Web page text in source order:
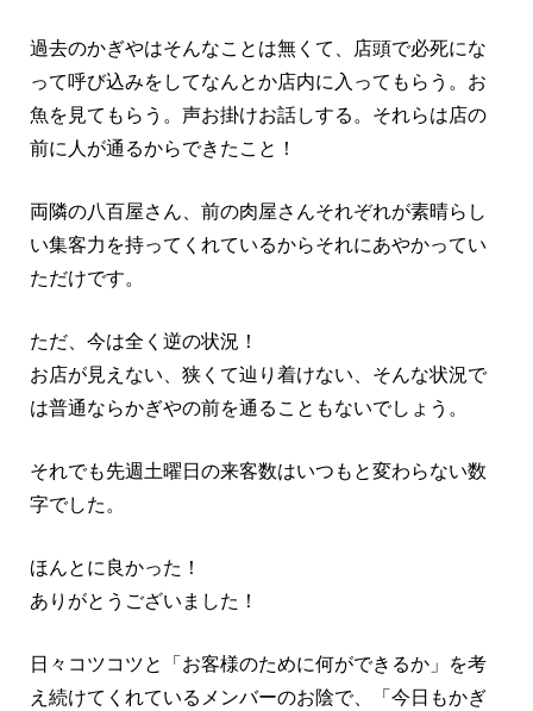
過去のかぎやはそんなことは無くて、店頭で必死にな
って呼び込みをしてなんとか店内に入ってもらう。お
魚を見てもらう。声お掛けお話しする。それらは店の
前に人が通るからできたこと！
両隣の八百屋さん、前の肉屋さんそれぞれが素晴らし
い集客力を持ってくれているからそれにあやかってい
ただけです。
ただ、今は全く逆の状況！
お店が見えない、狭くて辿り着けない、そんな状況で
は普通ならかぎやの前を通ることもないでしょう。
それでも先週土曜日の来客数はいつもと変わらない数
字でした。
ほんとに良かった！
ありがとうございました！
日々コツコツと「お客様のために何ができるか」を考
え続けてくれているメンバーのお陰で、「今日もかぎ